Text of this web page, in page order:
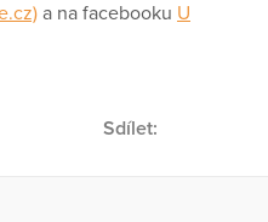
a na facebooku U
Sdílet: